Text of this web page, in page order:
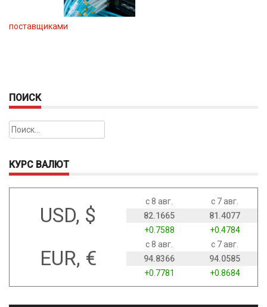
поставщиками
ПОИСК
Найти:
КУРС ВАЛЮТ
USD, $
с 8 авг.
с 7 авг.
82.1665
81.4077
+0.7588
+0.4784
EUR, €
с 8 авг.
с 7 авг.
94.8366
94.0585
+0.7781
+0.8684